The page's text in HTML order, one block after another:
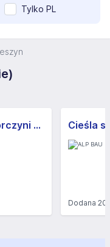
Tylko PL
Franczyzobiorca/Franczyzobiorczyni sklepu Żabka Cieśla
Dodana20